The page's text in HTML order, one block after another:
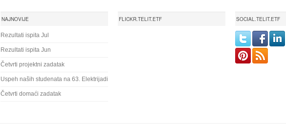
NAJNOVIJE
Rezultati ispita Jul
Rezultati ispita Jun
Četvrti projektni zadatak
Uspeh naših studenata na 63. Elektrijadi
Četvrti domaći zadatak
FLICKR.TELIT.ETF SOCIAL.TELIT.ETF